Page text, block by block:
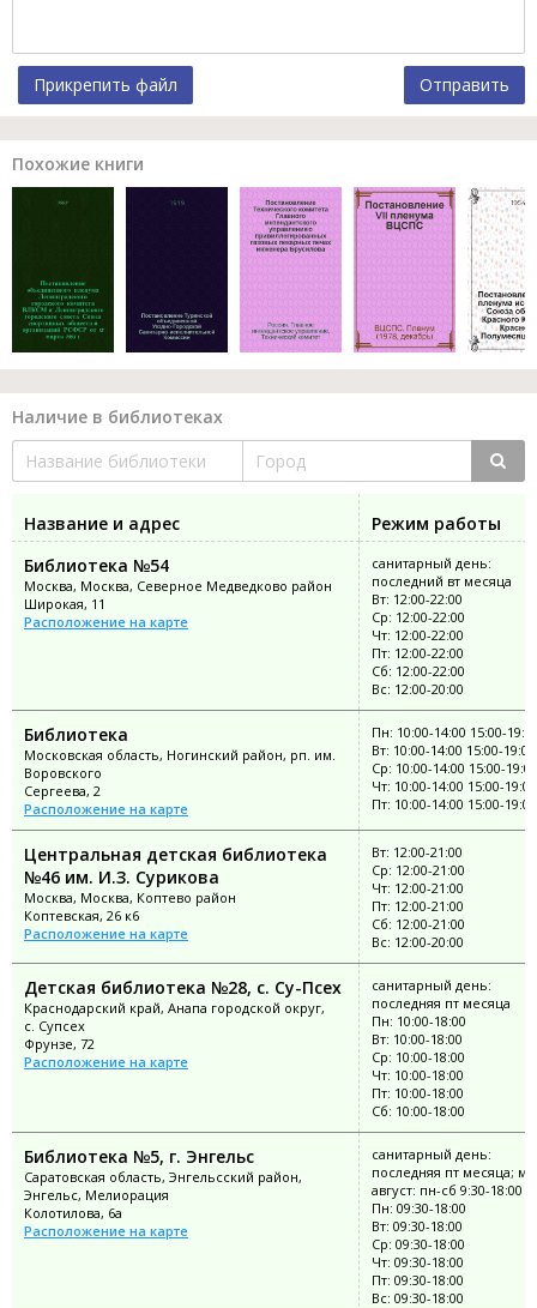
Прикрепить файл Отправить
Похожие книги
Наличие в библиотеках
Название и адрес
Режим работы
Библиотека №54
Москва, Москва, Северное Медведково район
Широкая, 11
Расположение на карте
санитарный день:
последний вт месяца
Вт: 12:00-22:00
Ср: 12:00-22:00
Чт: 12:00-22:00
Пт: 12:00-22:00
Сб: 12:00-22:00
Вс: 12:00-20:00
Библиотека
Московская область, Ногинский район, рп. им.
Воровского
Сергеева, 2
Расположение на карте
Пн: 10:00-14:00 15:00-
Вт: 10:00-14:00 15:00-19:00
Ср: 10:00-14:00 15:00-19:00
Чт: 10:00-14:00 15:00-19:00
Пт: 10:00-14:00 15:00-19:00
Центральная детская библиотека
№46 им. И.З. Сурикова
Москва, Москва, Коптево район
Коптевская, 26 к6
Расположение на карте
Вт: 12:00-21:00
Ср: 12:00-21:00
Чт: 12:00-21:00
Пт: 12:00-21:00
Сб: 12:00-21:00
Вс: 12:00-20:00
Детская библиотека №28, с. Су-Псех
Краснодарский край, Анапа городской округ,
с. Супсех
Фрунзе, 72
Расположение на карте
санитарный день:
последняя пт месяца
Пн: 10:00-18:00
Вт: 10:00-18:00
Ср: 10:00-18:00
Чт: 10:00-18:00
Пт: 10:00-18:00
Сб: 10:00-18:00
Библиотека №5, г. Энгельс
Саратовская область, Энгельсский район,
Энгельс, Мелиорация
Колотилова, 6а
Расположение на карте
санитарный день:
последняя пт месяца;
август: пн-сб 9:30-18:00
Пн: 09:30-18:00
Вт: 09:30-18:00
Ср: 09:30-18:00
Чт: 09:30-18:00
Пт: 09:30-18:00
Вс: 09:30-18:00